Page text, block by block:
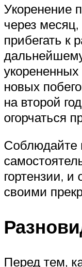
Укоренение
через
прибегать к
новых
на второй
огорчаться
Соблюдайте
гортензии, и
своими
Перед тем,